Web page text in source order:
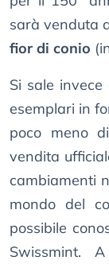
sarà venduta
fior di conio
Si sale invece
esemplari in
poco meno di
vendita
cambiamenti
mondo del
possibile
Swissmint.